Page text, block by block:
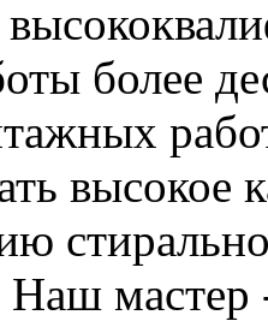
более
высокое
Наш